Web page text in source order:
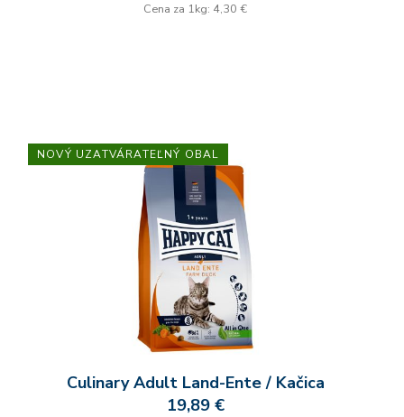
Cena za 1kg: 4,30 €
Culinary Adult Land-Ente / Kačica
19,89 €
NOVÝ UZATVÁRATEĽNÝ OBAL